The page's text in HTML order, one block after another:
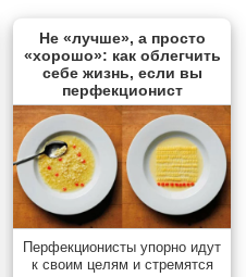
Не «лучше», а просто
«хорошо»: как облегчить
себе жизнь, если вы
перфекционист
Перфекционисты упорно идут
к своим целям и стремятся